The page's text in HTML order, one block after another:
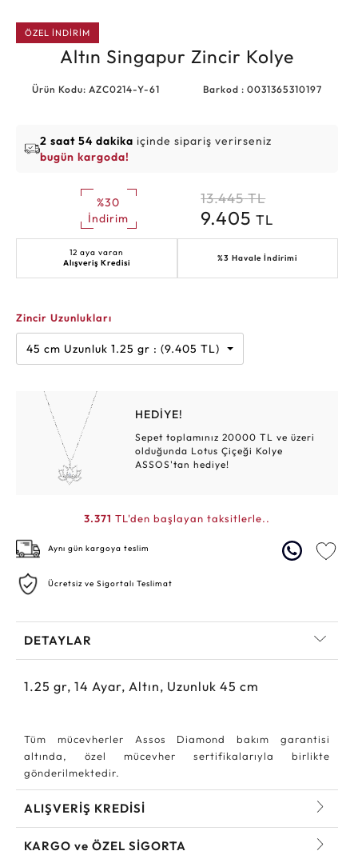
ÖZEL İNDİRİM
Altın Singapur Zincir Kolye
Ürün Kodu: AZC0214-Y-61 Barkod : 0031365310197
2 saat 54 dakika içinde sipariş verirseniz
bugün kargoda!
%30
İndirim
13.445 TL
9.405TL
12 aya varan
Alışveriş Kredisi
%3 Havale İndirimi
Zincir Uzunlukları
45 cm Uzunluk 1.25 gr : (9.405 TL)
HEDİYE!
Sepet toplamınız 20000 TL ve üzeri
olduğunda Lotus Çiçeği Kolye
ASSOS'tan hediye!
3.371 TL'den başlayan taksitlerle..
Aynı gün kargoya teslim
Ücretsiz ve Sigortalı Teslimat
DETAYLAR
1.25 gr, 14 Ayar, Altın, Uzunluk 45 cm
Tüm mücevherler Assos Diamond bakım garantisi
altında, özel mücevher sertifikalarıyla birlikte
gönderilmektedir.
ALIŞVERİŞ KREDİSİ
KARGO ve ÖZEL SİGORTA